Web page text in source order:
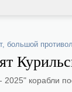
, большой
корабли